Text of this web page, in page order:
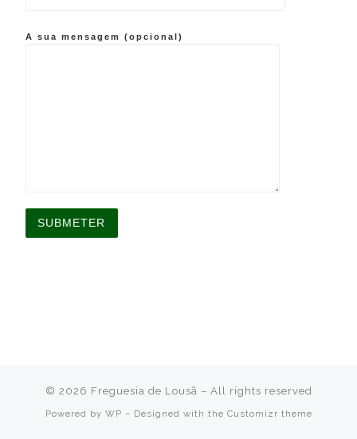
A sua mensagem (opcional)
© 2026 Freguesia de Lousã – All rights reserved
Powered by WP – Designed with the Customizr theme